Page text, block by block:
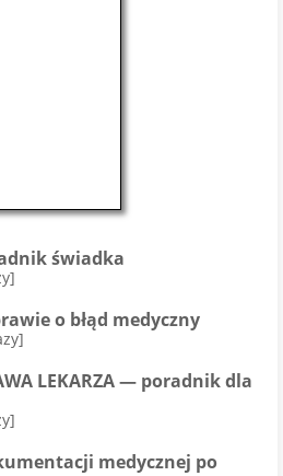
świadka
o błąd medyczny
LEKARZA — poradnik dla
medycznej po